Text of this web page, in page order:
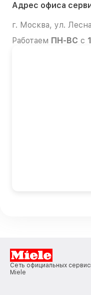
Адрес офиса
г. Москва, ул.
Работаем ПН-ВС с
Сеть официальных
Miele